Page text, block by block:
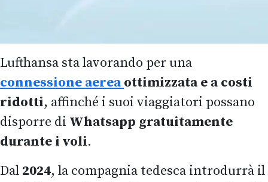
Lufthansa sta lavorando per una
connessione aereaottimizzata e a costi
ridotti, affinché i suoi viaggiatori possano
disporre di Whatsapp gratuitamente
durante i voli.
Dal 2024, la compagnia tedesca introdurrà il